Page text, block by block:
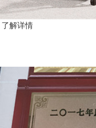
了解详情